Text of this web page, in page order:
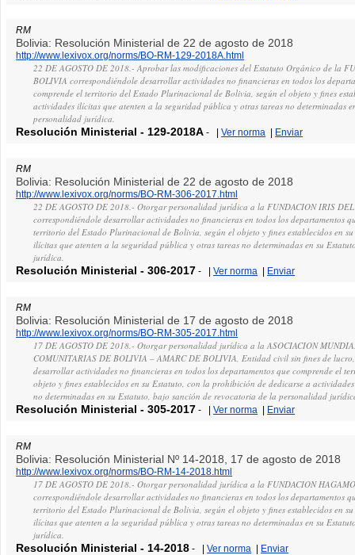
RM
Bolivia: Resolución Ministerial de 22 de agosto de 2018
http://www.lexivox.org/norms/BO-RM-129-2018A.html
22 DE AGOSTO DE 2018.- Aprobar las modificaciones del Estatuto Orgánico de la
BOLIVIA correspondiéndole desarrollar actividades no financieras en todos los
comprende el territorio del Estado Plurinacional de Bolivia, según el objeto y fines
actividades ilícitas que atenten a la seguridad pública y otras tareas no determinadas
personalidad jurídica.
Resolución Ministerial - 129-2018A - |Ver norma | Enviar
RM
Bolivia: Resolución Ministerial de 22 de agosto de 2018
http://www.lexivox.org/norms/BO-RM-306-2017.html
22 DE AGOSTO DE 2018.- Otorgar personalidad jurídica a la FUNDACION IRIS
correspondiéndole desarrollar actividades no financieras en todos los departamentos
territorio del Estado Plurinacional de Bolivia, según el objeto y fines establecidos en
ilícitas que atenten a la seguridad pública y otras tareas no determinadas en su
jurídica.
Resolución Ministerial -306-2017 - |Ver norma | Enviar
RM
Bolivia: Resolución Ministerial de 17 de agosto de 2018
http://www.lexivox.org/norms/BO-RM-305-2017.html
17 DE AGOSTO DE 2018.- Otorgar personalidad jurídica a la ASOCIACION
COMUNITARIAS DE BOLIVIA – AMARC DE BOLIVIA, Entidad civil sin fines de
desarrollar actividades no financieras en todos los departamentos que comprende el
objeto y fines establecidos en su Estatuto, con la prohibición de dedicarse a
no determinadas en su Estatuto, bajo sanción de revocatoria de la personalidad
Resolución Ministerial -305-2017 - |Ver norma | Enviar
RM
Bolivia: Resolución Ministerial Nº 14-2018, 17 de agosto de 2018
http://www.lexivox.org/norms/BO-RM-14-2018.html
17 DE AGOSTO DE 2018.- Otorgar personalidad jurídica a la FUNDACION
correspondiéndole desarrollar actividades no financieras en todos los departamentos
territorio del Estado Plurinacional de Bolivia, según el objeto y fines establecidos en
ilícitas que atenten a la seguridad pública y otras tareas no determinadas en su
jurídica.
Resolución Ministerial - 14-2018 - |Ver norma | Enviar